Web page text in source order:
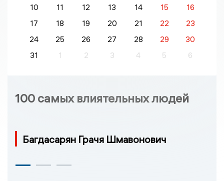
10
11 12 13 14 15
16
17
18 19 20 21 22
23
24
25 26 27 28 29
30
31
1 2 3 4 5 6
100 самых влиятельных людей
Багдасарян Грачя Шмавонович